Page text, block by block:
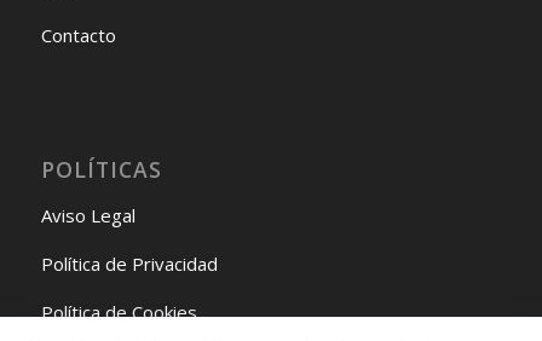
Contacto
POLÍTICAS
Aviso Legal
Política de Privacidad
Política de Cookies